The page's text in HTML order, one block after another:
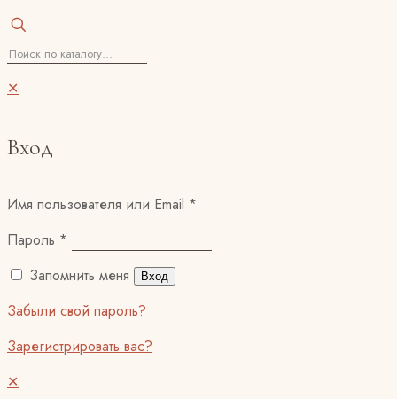
✕
Вход
Имя пользователя или Email *
Пароль *
Запомнить меня
Вход
Забыли свой пароль?
Зарегистрировать вас?
✕